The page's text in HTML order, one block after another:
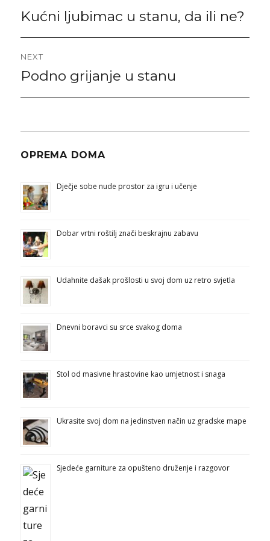
navigation
Previous
Kućni ljubimac u stanu, da ili ne?
NEXT
Next
Podno grijanje u stanu
OPREMA DOMA
Dječje sobe nude prostor za igru i učenje
Dobar vrtni roštilj znači beskrajnu zabavu
Udahnite dašak prošlosti u svoj dom uz retro svjetla
Dnevni boravci su srce svakog doma
Stol od masivne hrastovine kao umjetnost i snaga
Ukrasite svoj dom na jedinstven način uz gradske mape
Sjedeće garniture za opušteno druženje i razgovor